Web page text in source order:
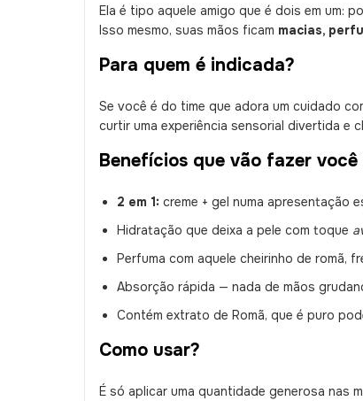
Ela é tipo aquele amigo que é dois em um:
Isso mesmo, suas mãos ficam macias,
Para quem é indicada?
Se você é do time que adora um cuidado
curtir uma experiência sensorial divertida e
Benefícios que vão fazer você
2 em 1: creme + gel numa apresentação
Hidratação que deixa a pele com toque
Perfuma com aquele cheirinho de romã,
Absorção rápida — nada de mãos
Contém extrato de Romã, que é puro
Como usar?
É só aplicar uma quantidade generosa nas